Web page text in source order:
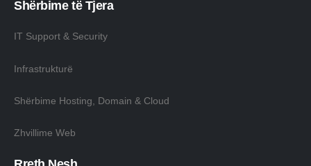
Shërbime të Tjera
IT Support & Security
Infrastrukturë
Shërbime Hosting, Domain & Cloud
Zhvillime Web